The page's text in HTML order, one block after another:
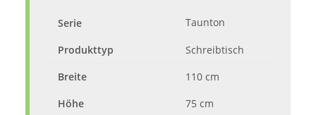
Serie Taunton
Produkttyp
Schreibtisch
Breite
110 cm
Höhe
75 cm